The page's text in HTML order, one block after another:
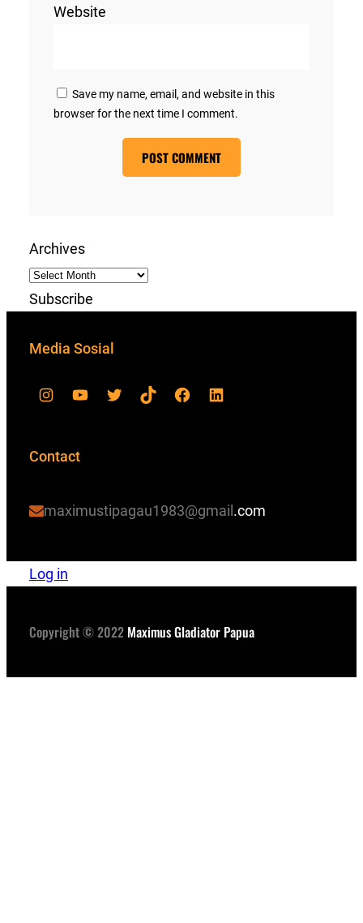
Website
Save my name, email, and website in this
browser for the next time I comment.
Archives
Subscribe
Media Sosial
Contact
maximustipagau1983@gmail.com
Log in
Copyright © 2022 Maximus Gladiator Papua